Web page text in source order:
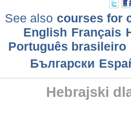
See also courses for
English Français
Português brasileiro
Български
Hebrajski